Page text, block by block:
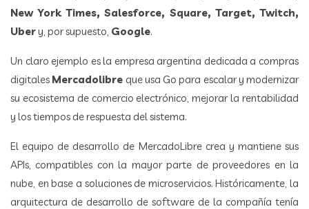
New York Times, Salesforce, Square, Target, Twitch,
Ubery, por supuesto, Google.
Un claro ejemplo es la empresa argentina dedicada a compras
digitales Mercadolibre que usa Go para escalar y modernizar
su ecosistema de comercio electrónico, mejorar la rentabilidad
y los tiempos de respuesta del sistema.
El equipo de desarrollo de MercadoLibre crea y mantiene sus
APIs, compatibles con la mayor parte de proveedores en la
nube, en base a soluciones de microservicios. Históricamente, la
arquitectura de desarrollo de software de la compañía tenía